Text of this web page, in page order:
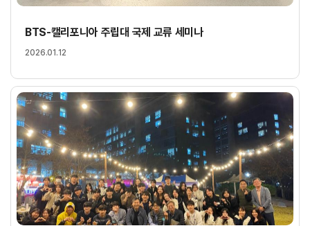
BTS-캘리포니아 주립대 국제 교류 세미나
2026.01.12